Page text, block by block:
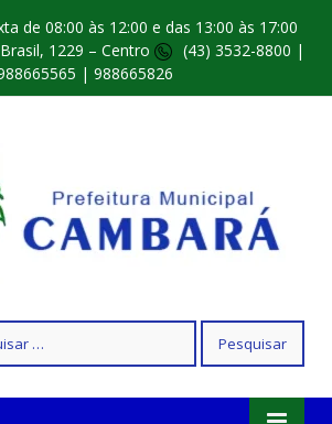
de 08:00 às 12:00 e das 13:00 às 17:00
1229 – Centro
(43) 3532-8800 |
| 988665826